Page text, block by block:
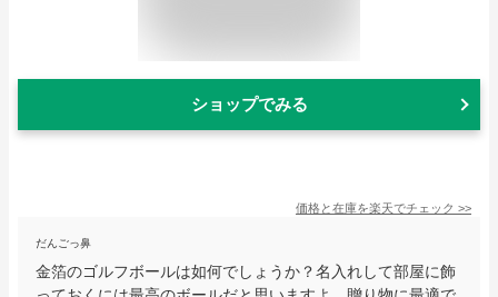
ショップでみる
価格と在庫を楽天でチェック >>
だんごっ鼻
金箔のゴルフボールは如何でしょうか？名入れして部屋に飾